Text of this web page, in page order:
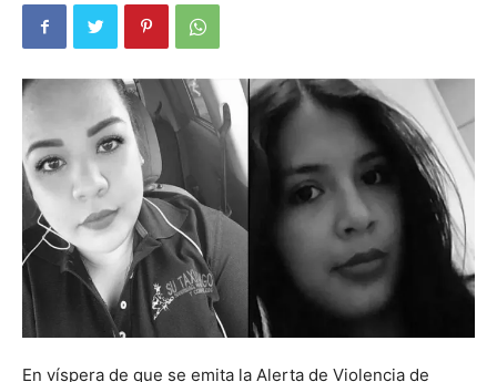
En víspera de que se emita la Alerta de Violencia de